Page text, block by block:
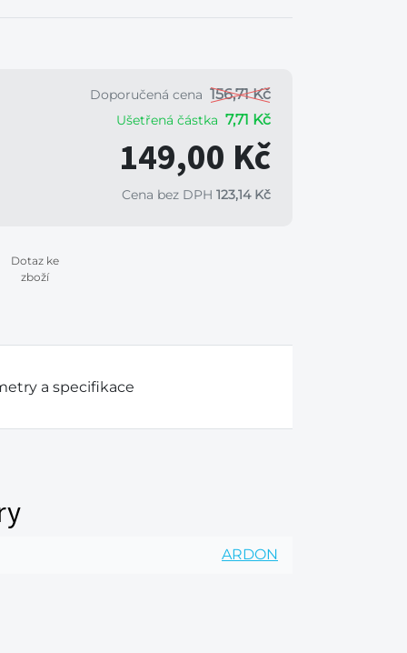
Doporučená cena 156,71 Kč
Ušetřená částka 7,71 Kč
149,00 Kč
Cena bez DPH 123,14 Kč
Dotaz ke
zboží
a specifikace
ARDON